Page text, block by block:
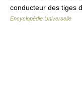
conducteur des tiges
Encyclopédie Universelle